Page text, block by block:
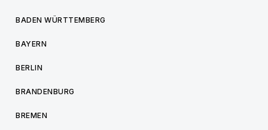
BADEN WÜRTTEMBERG
BAYERN
BERLIN
BRANDENBURG
BREMEN